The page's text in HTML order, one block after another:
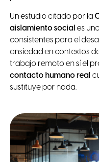
Un estudio citado por la
aislamiento social es
consistentes para el
ansiedad en contextos
trabajo remoto en sí el
contacto humano real
sustituye por nada.